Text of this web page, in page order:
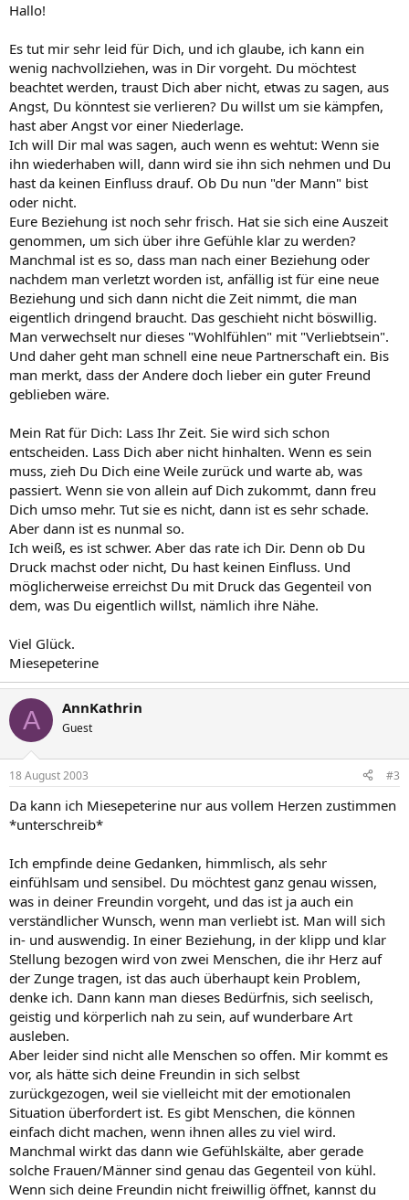
Hallo!
Es tut mir sehr leid für Dich, und ich glaube, ich kann ein
wenig nachvollziehen, was in Dir vorgeht. Du möchtest
beachtet werden, traust Dich aber nicht, etwas zu sagen, aus
Angst, Du könntest sie verlieren? Du willst um sie kämpfen,
hast aber Angst vor einer Niederlage.
Ich will Dir mal was sagen, auch wenn es wehtut: Wenn sie
ihn wiederhaben will, dann wird sie ihn sich nehmen und Du
hast da keinen Einfluss drauf. Ob Du nun "der Mann" bist
oder nicht.
Eure Beziehung ist noch sehr frisch. Hat sie sich eine Auszeit
genommen, um sich über ihre Gefühle klar zu werden?
Manchmal ist es so, dass man nach einer Beziehung oder
nachdem man verletzt worden ist, anfällig ist für eine neue
Beziehung und sich dann nicht die Zeit nimmt, die man
eigentlich dringend braucht. Das geschieht nicht böswillig.
Man verwechselt nur dieses "Wohlfühlen" mit "Verliebtsein".
Und daher geht man schnell eine neue Partnerschaft ein. Bis
man merkt, dass der Andere doch lieber ein guter Freund
geblieben wäre.
Mein Rat für Dich: Lass Ihr Zeit. Sie wird sich schon
entscheiden. Lass Dich aber nicht hinhalten. Wenn es sein
muss, zieh Du Dich eine Weile zurück und warte ab, was
passiert. Wenn sie von allein auf Dich zukommt, dann freu
Dich umso mehr. Tut sie es nicht, dann ist es sehr schade.
Aber dann ist es nunmal so.
Ich weiß, es ist schwer. Aber das rate ich Dir. Denn ob Du
Druck machst oder nicht, Du hast keinen Einfluss. Und
möglicherweise erreichst Du mit Druck das Gegenteil von
dem, was Du eigentlich willst, nämlich ihre Nähe.
Viel Glück.
Miesepeterine
A AnnKathrin
Guest
18 August 2003 #3
Da kann ich Miesepeterine nur aus vollem Herzen zustimmen
*unterschreib*
Ich empfinde deine Gedanken, himmlisch, als sehr
einfühlsam und sensibel. Du möchtest ganz genau wissen,
was in deiner Freundin vorgeht, und das ist ja auch ein
verständlicher Wunsch, wenn man verliebt ist. Man will sich
in- und auswendig. In einer Beziehung, in der klipp und klar
Stellung bezogen wird von zwei Menschen, die ihr Herz auf
der Zunge tragen, ist das auch überhaupt kein Problem,
denke ich. Dann kann man dieses Bedürfnis, sich seelisch,
geistig und körperlich nah zu sein, auf wunderbare Art
ausleben.
Aber leider sind nicht alle Menschen so offen. Mir kommt es
vor, als hätte sich deine Freundin in sich selbst
zurückgezogen, weil sie vielleicht mit der emotionalen
Situation überfordert ist. Es gibt Menschen, die können
einfach dicht machen, wenn ihnen alles zu viel wird.
Manchmal wirkt das dann wie Gefühlskälte, aber gerade
solche Frauen/Männer sind genau das Gegenteil von kühl.
Wenn sich deine Freundin nicht freiwillig öffnet, kannst du